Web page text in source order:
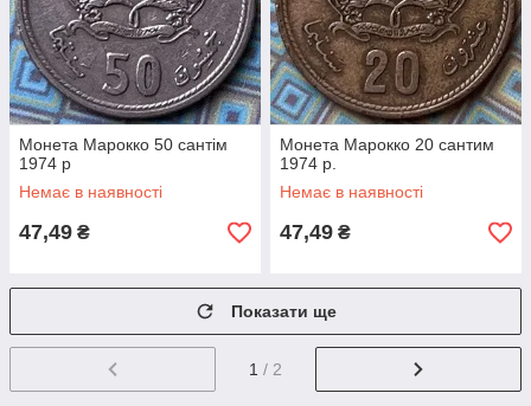
Монета Марокко 50 сантім
1974 р
Немає в наявності
47,49 ₴
Монета Марокко 20 сантим
1974 р.
Немає в наявності
47,49 ₴
Показати ще
1 / 2